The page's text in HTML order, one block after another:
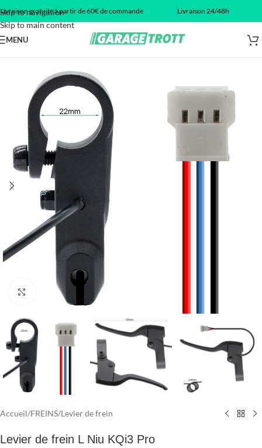
Skip to navigation
Skip to main content
Livraison gratuite à partir de 60€ de commande Livraison 24/48h
MENU
Click to enlarge
Accueil/FREINS/Levier de frein
Levier de frein L Niu KQi3 Pro